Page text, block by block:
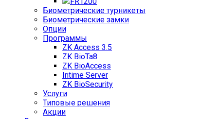
Биометрические турникеты
Биометрические замки
Опции
Программы
ZK Access 3.5
ZK BioTa8
ZK BioAccess
Intime Server
ZK BioSecurity
Услуги
Типовые решения
Акции